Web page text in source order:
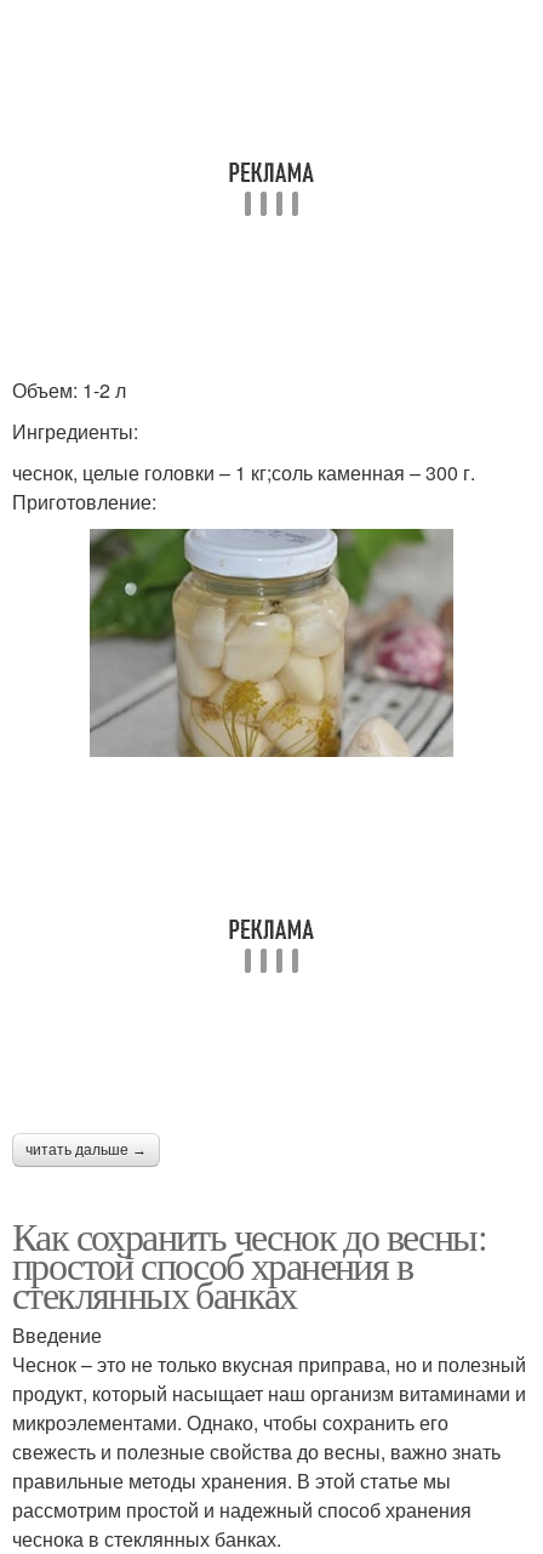
Объем: 1-2 л
Ингредиенты:
чеснок, целые головки – 1 кг;соль каменная – 300 г.
Приготовление:
читать дальше →
Как сохранить чеснок до весны:
простой способ хранения в
стеклянных банках
Введение
Чеснок – это не только вкусная приправа, но и полезный
продукт, который насыщает наш организм витаминами и
микроэлементами. Однако, чтобы сохранить его
свежесть и полезные свойства до весны, важно знать
правильные методы хранения. В этой статье мы
рассмотрим простой и надежный способ хранения
чеснока в стеклянных банках.